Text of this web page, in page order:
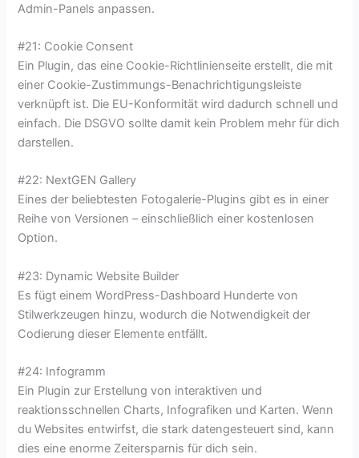
Admin-Panels anpassen.
#21: Cookie Consent
Ein Plugin, das eine Cookie-Richtlinienseite erstellt, die mit
einer Cookie-Zustimmungs-Benachrichtigungsleiste
verknüpft ist. Die EU-Konformität wird dadurch schnell und
einfach. Die DSGVO sollte damit kein Problem mehr für dich
darstellen.
#22: NextGEN Gallery
Eines der beliebtesten Fotogalerie-Plugins gibt es in einer
Reihe von Versionen – einschließlich einer kostenlosen
Option.
#23: Dynamic Website Builder
Es fügt einem WordPress-Dashboard Hunderte von
Stilwerkzeugen hinzu, wodurch die Notwendigkeit der
Codierung dieser Elemente entfällt.
#24: Infogramm
Ein Plugin zur Erstellung von interaktiven und
reaktionsschnellen Charts, Infografiken und Karten. Wenn
du Websites entwirfst, die stark datengesteuert sind, kann
dies eine enorme Zeitersparnis für dich sein.